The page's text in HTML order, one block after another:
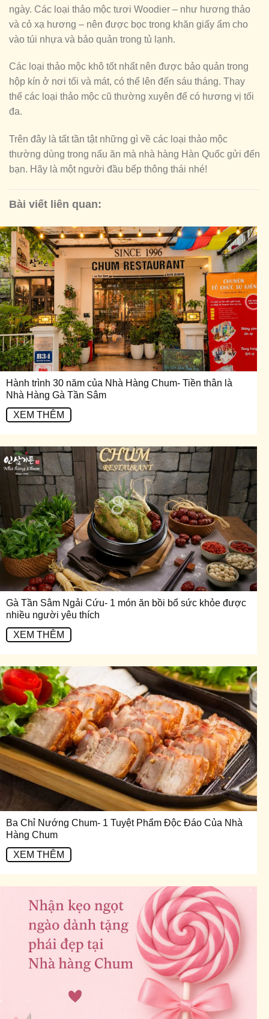
ngày. Các loại thảo mộc tươi Woodier – như hương thảo
và cỏ xạ hương – nên được bọc trong khăn giấy ẩm cho
vào túi nhựa và bảo quản trong tủ lạnh.
Các loại thảo mộc khô tốt nhất nên được bảo quản trong
hộp kín ở nơi tối và mát, có thể lên đến sáu tháng. Thay
thế các loại thảo mộc cũ thường xuyên để có hương vị tối
đa.
Trên đây là tất tần tật những gì về các loại thảo mộc
thường dùng trong nấu ăn mà nhà hàng Hàn Quốc gửi đến
bạn. Hãy là một người đầu bếp thông thái nhé!
Bài viết liên quan:
Hành trình 30 năm của Nhà Hàng Chum- Tiền thân là
Nhà Hàng Gà Tần Sâm
XEM THÊM
Gà Tần Sâm Ngải Cứu- 1 món ăn bồi bổ sức khỏe được
nhiều người yêu thích
XEM THÊM
Ba Chỉ Nướng Chum- 1 Tuyệt Phẩm Độc Đáo Của Nhà
Hàng Chum
XEM THÊM